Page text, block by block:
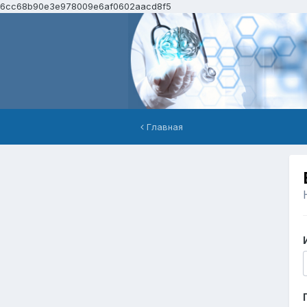
6cc68b90e3e978009e6af0602aacd8f5
Главная